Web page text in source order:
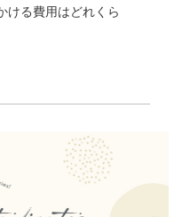
ける費用はどれくら